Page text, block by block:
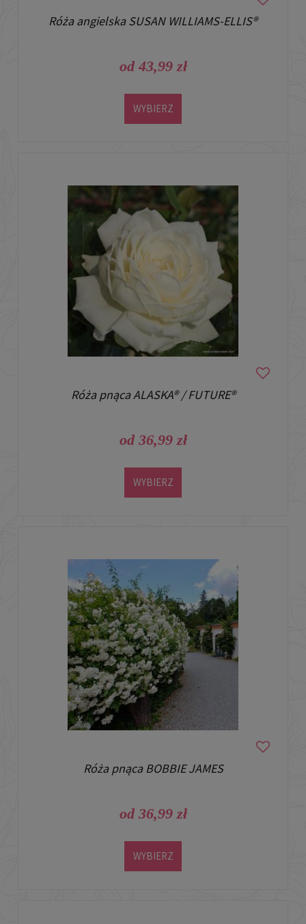
Róża angielska SUSAN WILLIAMS-ELLIS®
od 43,99 zł
WYBIERZ
Róża pnąca ALASKA® / FUTURE®
od 36,99 zł
WYBIERZ
Róża pnąca BOBBIE JAMES
od 36,99 zł
WYBIERZ